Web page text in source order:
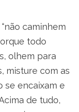
caminhem
todo
olhem para
misture com as
se encaixam e
de tudo,